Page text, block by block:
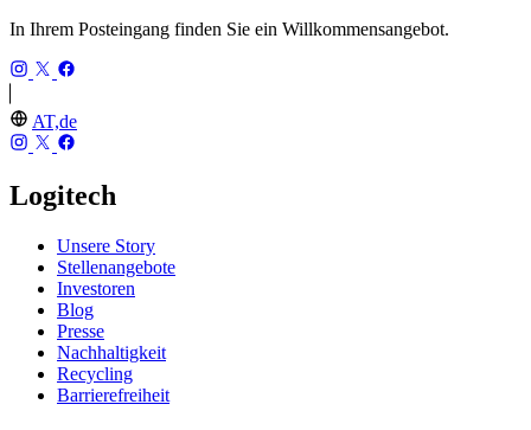
In Ihrem Posteingang finden Sie ein Willkommensangebot.
AT,de
Logitech
Unsere Story
Stellenangebote
Investoren
Blog
Presse
Nachhaltigkeit
Recycling
Barrierefreiheit